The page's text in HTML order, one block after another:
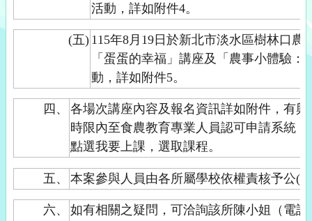
活動，詳如附件4。
(五) 115年8月19日於新北市淡水區樹林口農
「蛋蛋的幸福」講座及「農事小體驗
動，詳如附件5。
四、
各場次講座內容及報名資訊詳如附件，有
時限內至食農教育專業人員認可申請系統（
點選我要上課，選取課程。
五、 本案參與人員由各所屬學校依權責核予公(
六、
如有相關之疑問，可洽詢該所陳小姐（電話